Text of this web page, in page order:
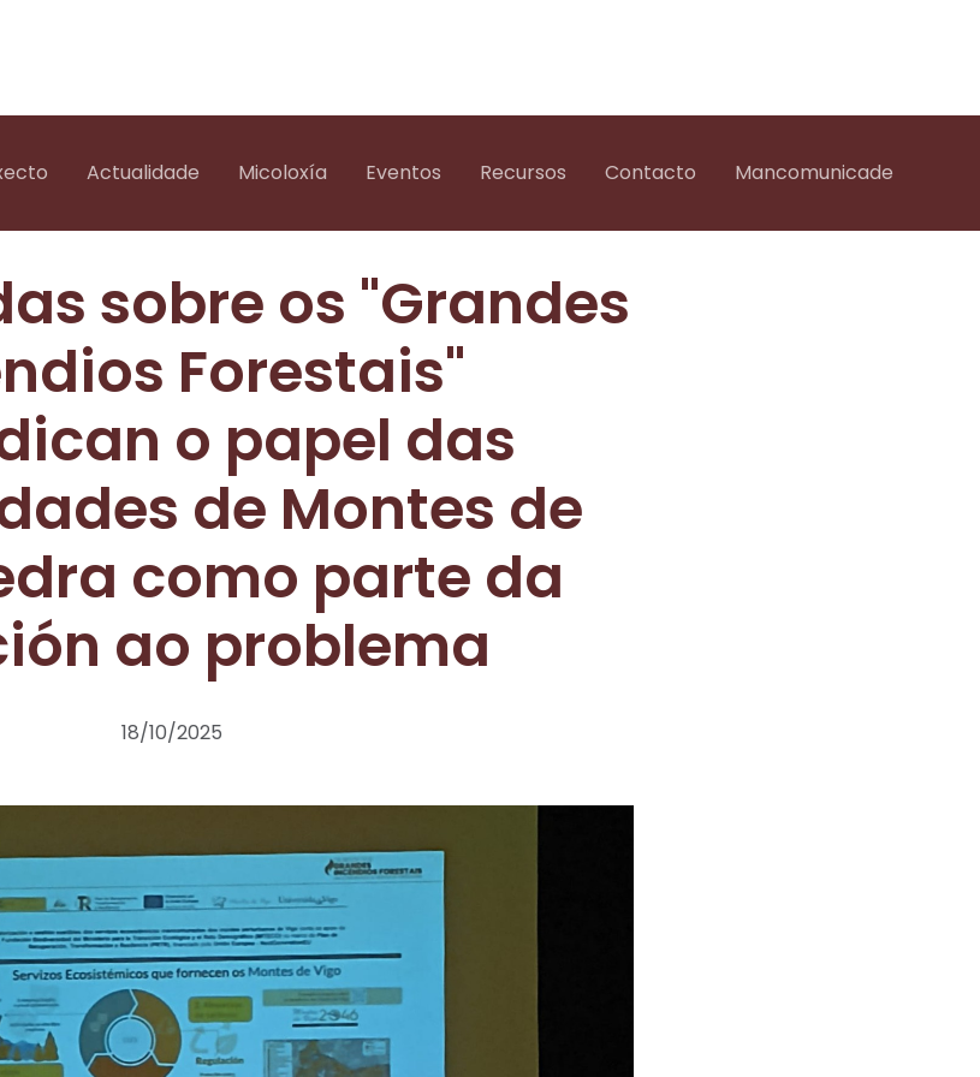
Actualidade Micoloxía Eventos Recursos Contacto Mancomunicade
sobre os "Grandes
Forestais"
o papel das
de Montes de
como parte da
ao problema
18/10/2025